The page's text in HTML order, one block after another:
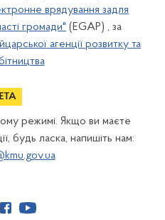
врядування задля
громади" (EGAP) , за
агенції розвитку та
режимі. Якщо ви маєте
будь ласка, напишіть нам: